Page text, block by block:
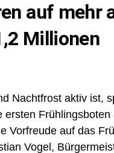
auf mehr
Millionen
Nachtfrost aktiv ist,
Frühlingsboten
Vorfreude auf das
Vogel,